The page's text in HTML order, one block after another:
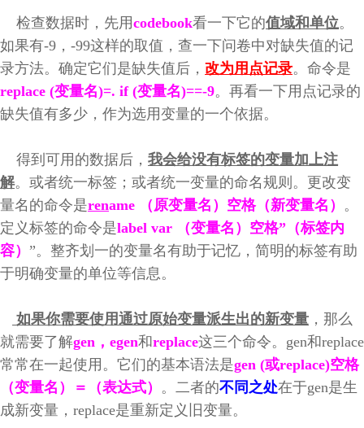
检查数据时，先用codebook看一下它的值域和单位。
如果有-9，-99这样的取值，查一下问卷中对缺失值的记
录方法。确定它们是缺失值后， 改为用点记录。命令是
replace (变量名)=. if (变量名)==-9。再看一下用点记录的
缺失值有多少，作为选用变量的一个依据。
得到可用的数据后， 我会给没有标签的变量加上注
解。或者统一标签；或者统一变量的命名规则。更改变
量名的命令是rename （原变量名）空格（新变量名） 。
定义标签的命令是label var （变量名）空格”（标签内
容） ”。整齐划一的变量名有助于记忆，简明的标签有助
于明确变量的单位等信息。
如果你需要使用通过原始变量派生出的新变量 ，那么
就需要了解gen，egen和replace这三个命令。gen和replace
常常在一起使用。它们的基本语法是gen (或replace)空格
（变量名）＝（表达式） 。二者的不同之处在于gen是生
成新变量，replace是重新定义旧变量。